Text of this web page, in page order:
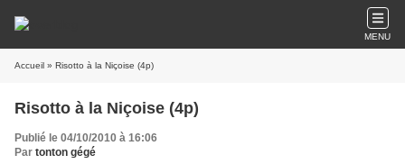
MENU
Accueil » Risotto à la Niçoise (4p)
Risotto à la Niçoise (4p)
Publié le 04/10/2010 à 16:06
Par tonton gégé